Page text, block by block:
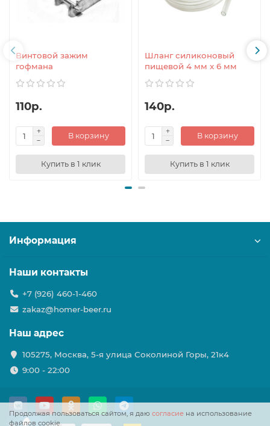
Винтовой зажим
гофмана
110р.
В корзину
Купить в 1 клик
Шланг силиконовый
пищевой 4 мм x 6 мм
140р.
В корзину
Купить в 1 клик
Продолжая пользоваться сайтом, я даю согласие на использование
файлов cookie.
Информация
Наши контакты
+7 (926) 460-1-460
zakaz@homer-beer.ru
Наш адрес
105275, Москва, 5-я улица Соколиной Горы, 21к4
9:00 - 22:00